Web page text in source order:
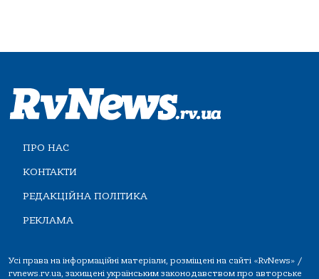
ПРО НАС
КОНТАКТИ
РЕДАКЦІЙНА ПОЛІТИКА
РЕКЛАМА
Усі права на інформаційні матеріали, розміщені на сайті «RvNews» /
rvnews.rv.ua, захищені українським законодавством про авторське